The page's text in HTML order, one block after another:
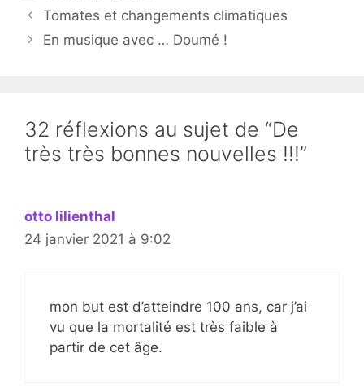
Tomates et changements climatiques
En musique avec … Doumé !
32 réflexions au sujet de “De
très très bonnes nouvelles !!!”
otto lilienthal
24 janvier 2021 à 9:02
mon but est d’atteindre 100 ans, car j’ai
vu que la mortalité est très faible à
partir de cet âge.